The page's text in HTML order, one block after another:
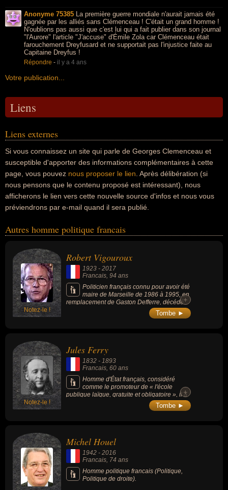
Anonyme 75385 La première guerre mondiale n'aurait jamais été
gagnée par les alliés sans Clémenceau ! C'était un grand homme !
N'oublions pas aussi que c'est lui qui a fait publier dans son journal
"l'Aurore" l'article "J'accuse" d'Émile Zola car Clémenceau était
farouchement Dreyfusard et ne supportait pas l'injustice faite au
Capitaine Dreyfus !
Répondre - il y a 4 ans
Votre publication...
Liens
Liens externes
Si vous connaissez un site qui parle de Georges Clemenceau et
susceptible d'apporter des informations complémentaires à cette
page, vous pouvez nous proposer le lien . Après délibération (si
nous pensons que le contenu proposé est intéressant), nous
afficherons le lien vers cette nouvelle source d'infos et nous vous
préviendrons par e-mail quand il sera publié.
Autres homme politique francais
Notez-le !
Robert Vigouroux
1923 - 2017
Francais, 94 ans
Politicien français connu pour avoir été
maire de Marseille de 1986 à 1995, en
remplacement de Gaston Defferre, décédé+
Tombe ►
Notez-le !
Jules Ferry
1832 - 1893
Francais , 60 ans
Homme d'État français, considéré
comme le promoteur de « l'école
publique laïque, gratuite et obligatoire », il a
été considéré, plusieurs décennies après sa
mort, comme l'un des pères fondateurs de
l'impulsion de Louis-Joseph Charlier).
+
Tombe ►
Michel Houel
1942 - 2016
Francais, 74 ans
Homme politique francais (Politique,
Politique de droite).